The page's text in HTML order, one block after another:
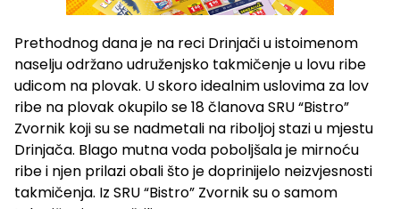
Prethodnog dana je na reci Drinjači u istoimenom
naselju održano udruženjsko takmičenje u lovu ribe
udicom na plovak. U skoro idealnim uslovima za lov
ribe na plovak okupilo se 18 članova SRU “Bistro”
Zvornik koji su se nadmetali na riboljoj stazi u mjestu
Drinjača. Blago mutna voda poboljšala je mirnoću
ribe i njen prilazi obali što je doprinijelo neizvjesnosti
takmičenja. Iz SRU “Bistro” Zvornik su o samom